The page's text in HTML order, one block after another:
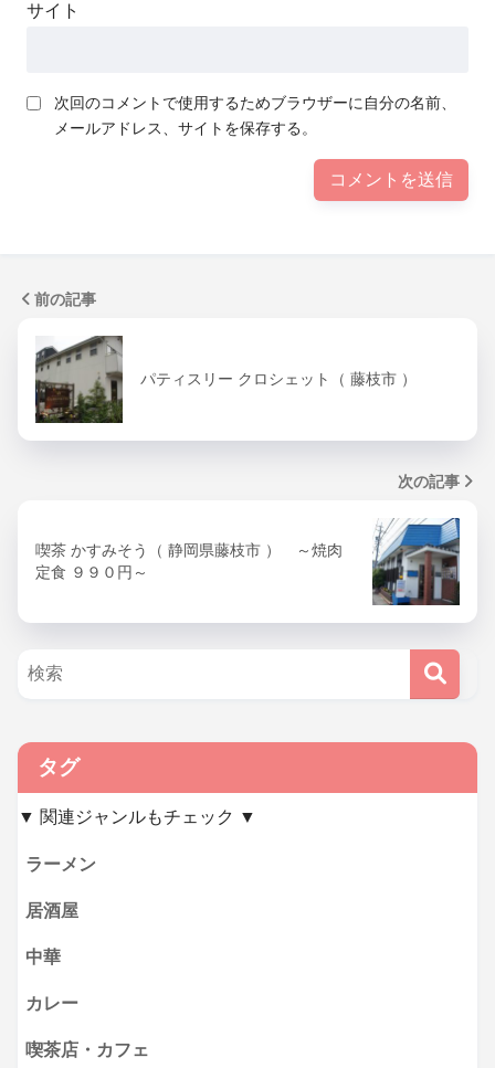
サイト
次回のコメントで使用するためブラウザーに自分の名前、
メールアドレス、サイトを保存する。
前の記事
パティスリー クロシェット（ 藤枝市 ）
次の記事
喫茶 かすみそう（ 静岡県藤枝市 ） ～焼肉
定食 ９９０円～
タグ
▼ 関連ジャンルもチェック ▼
ラーメン
居酒屋
中華
カレー
喫茶店・カフェ